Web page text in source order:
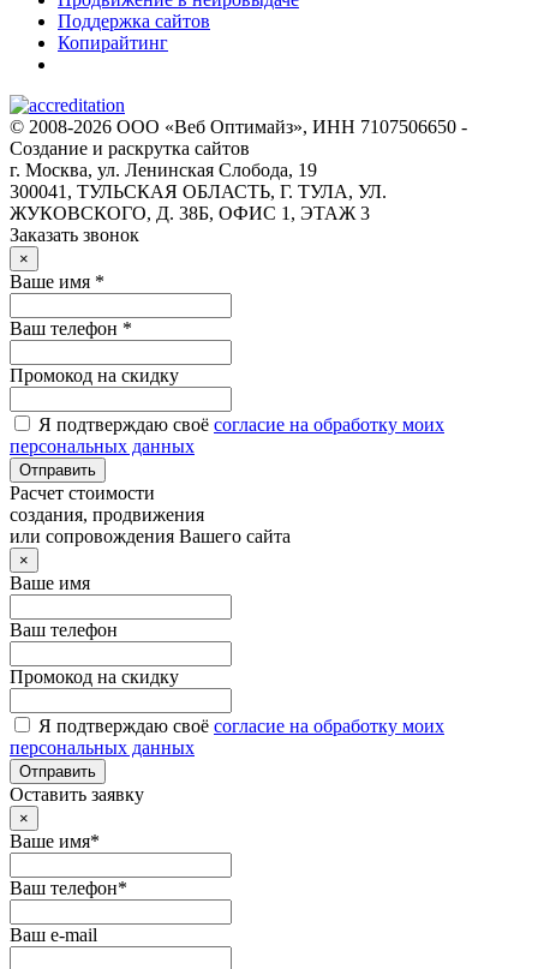
Поддержка сайтов
Копирайтинг
© 2008-2026 ООО «Веб Оптимайз», ИНН 7107506650 -
Создание и раскрутка сайтов
г. Москва, ул. Ленинская Слобода, 19
300041, ТУЛЬСКАЯ ОБЛАСТЬ, Г. ТУЛА, УЛ.
ЖУКОВСКОГО, Д. 38Б, ОФИС 1, ЭТАЖ 3
Заказать звонок
×
Ваше имя *
Ваш телефон *
Промокод на скидку
Я подтверждаю своё согласие на обработку моих
персональных данных
Отправить
Расчет стоимости
создания, продвижения
или сопровождения Вашего сайта
×
Ваше имя
Ваш телефон
Промокод на скидку
Я подтверждаю своё согласие на обработку моих
персональных данных
Отправить
Оставить заявку
×
Ваше имя*
Ваш телефон*
Ваш e-mail